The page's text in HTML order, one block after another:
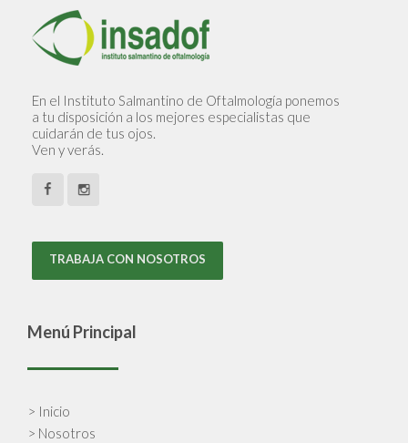
En el Instituto Salmantino de Oftalmología ponemos
a tu disposición a los mejores especialistas que
cuidarán de tus ojos.
Ven y verás.
TRABAJA CON NOSOTROS
Menú Principal
> Inicio
> Nosotros